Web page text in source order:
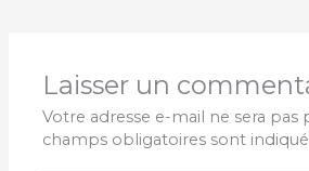
Laisser un
Votre adresse e-mail ne sera pas
champs obligatoires sont